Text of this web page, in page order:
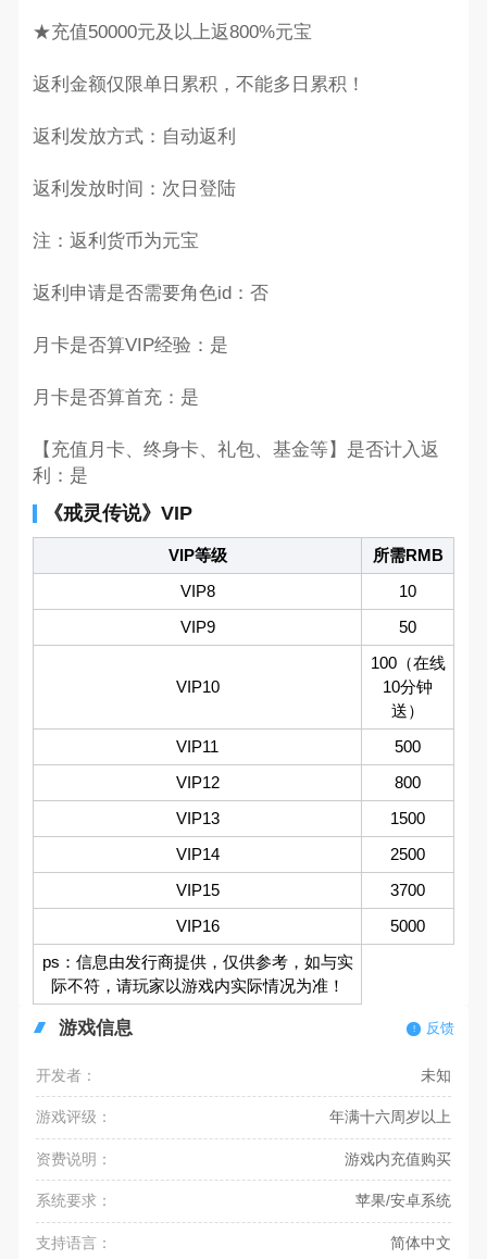
★充值50000元及以上返800%元宝
返利金额仅限单日累积，不能多日累积！
返利发放方式：自动返利
返利发放时间：次日登陆
注：返利货币为元宝
返利申请是否需要角色id：否
月卡是否算VIP经验：是
月卡是否算首充：是
【充值月卡、终身卡、礼包、基金等】是否计入返
利：是
《戒灵传说》VIP
VIP等级
所需RMB
VIP8
10
VIP9
50
VIP10
100（在线
10分钟
送）
VIP11
500
VIP12
800
VIP13
1500
VIP14
2500
VIP15
3700
VIP16
5000
ps：信息由发行商提供，仅供参考，如与实
际不符，请玩家以游戏内实际情况为准！
游戏信息 反馈
开发者： 未知
游戏评级： 年满十六周岁以上
资费说明： 游戏内充值购买
系统要求： 苹果/安卓系统
支持语言： 简体中文